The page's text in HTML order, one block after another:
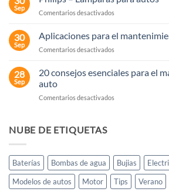
Encendido
Automotor
Sep
Comentarios desactivados
–
para
30
Sep
Aplicaciones para el
Comentarios desactivados
para
del
28
Sep
20 consejos esenciales para el
auto
Comentarios desactivados
mantenimiento
de
tu
auto
NUBE DE ETIQUETAS
Baterías Bombas de agua Bujias
Modelos de autos
Motor Tips Verano